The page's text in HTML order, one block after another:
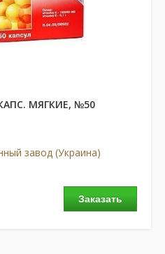
МЯГКИЕ, №50
завод (Украина)
Заказать